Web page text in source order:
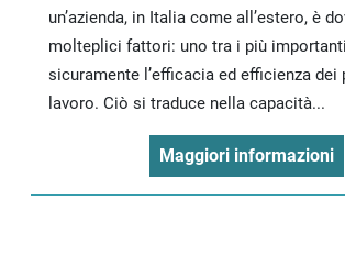
un’azienda, in Italia come all’estero, è
molteplici fattori: uno tra i più
sicuramente l’efficacia ed efficienza dei
lavoro. Ciò si traduce nella capacità...
Maggiori informazioni